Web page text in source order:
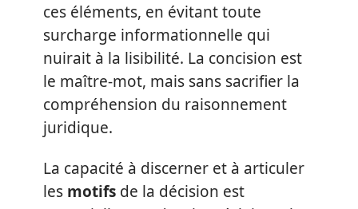
ces éléments, en évitant toute
surcharge informationnelle qui
nuirait à la lisibilité. La concision est
le maître-mot, mais sans sacrifier la
compréhension du raisonnement
juridique.
La capacité à discerner et à articuler
les motifs de la décision est